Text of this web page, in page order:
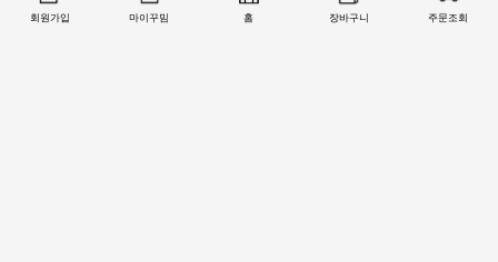
회원가입 마이꾸밈 홈 장바구니 주문조회